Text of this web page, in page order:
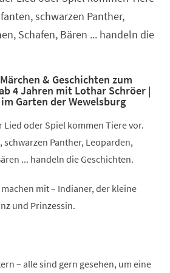
schwarzen Panther,
Schafen, Bären ... handeln die
& Geschichten zum
4 Jahren mit Lothar Schröer |
Garten der Wewelsburg
Lied oder Spiel kommen Tiere vor.
schwarzen Panther, Leoparden,
... handeln die Geschichten.
mit – Indianer, der kleine
und Prinzessin.
– alle sind gern gesehen, um eine